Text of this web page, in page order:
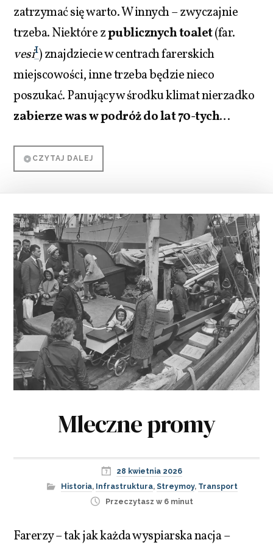
zatrzymać się warto. W innych – zwyczajnie
trzeba. Niektóre zpublicznych toalet(far.
vesi1) znajdziecie w centrach farerskich
miejscowości, inne trzeba będzie nieco
poszukać. Panujący w środku klimat nierzadko
zabierze was w podróż do lat 70-tych…
CZYTAJ DALEJ
Mleczne promy
28 kwietnia 2026
Historia, Infrastruktura, Streymoy, Transport
Przeczytasz w 6 minut
Farerzy – tak jak każda wyspiarska nacja –